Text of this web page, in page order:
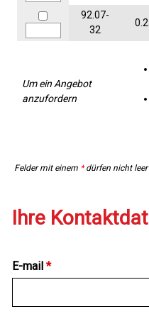
92.07-
32
Um ein Angebot
anzufordern
Felder mit einem *dürfen nicht leer
Ihre
E-mail *